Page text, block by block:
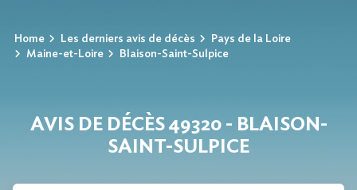
Home Les derniers avis de décès
Pays de la Loire
Maine-et-Loire
Blaison-Saint-Sulpice
AVIS DE DÉCÈS 49320 - BLAISON-
SAINT-SULPICE